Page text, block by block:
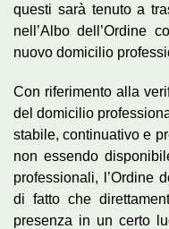
questi sarà tenuto a
nell’Albo dell’Ordine
nuovo domicilio
Con riferimento alla
del domicilio
stabile, continuativo e
non essendo
professionali, l’Ordine
di fatto che
presenza in un certo